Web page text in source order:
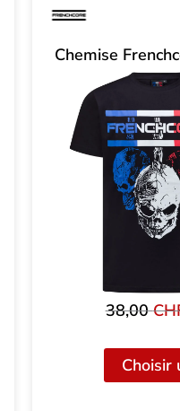
Chemise
38,00
Choisir